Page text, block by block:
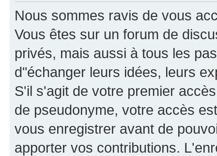
Nous sommes ravis de vous
Vous êtes sur un forum de
privés, mais aussi à tous les
d"échanger leurs idées, leurs
S'il s'agit de votre premier
de pseudonyme, votre accès
vous enregistrer avant de
apporter vos contributions.